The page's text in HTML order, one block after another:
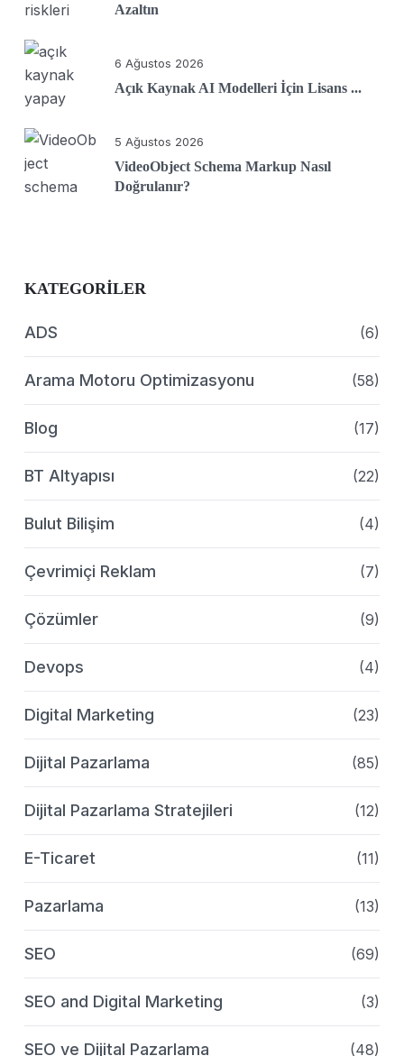
Azaltın
6 Ağustos 2026
Açık Kaynak AI Modelleri İçin Lisans ...
5 Ağustos 2026
VideoObject Schema Markup Nasıl
Doğrulanır?
KATEGORILER
ADS (6)
Arama Motoru Optimizasyonu (58)
Blog (17)
BT Altyapısı (22)
Bulut Bilişim (4)
Çevrimiçi Reklam (7)
Çözümler (9)
Devops (4)
Digital Marketing (23)
Dijital Pazarlama (85)
Dijital Pazarlama Stratejileri (12)
E-Ticaret (11)
Pazarlama (13)
SEO (69)
SEO and Digital Marketing (3)
SEO ve Dijital Pazarlama (48)